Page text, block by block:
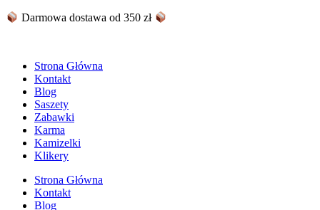
SkipDarmowa dostawa od 350 zł
Strona Główna
Kontakt
Blog
Saszety
Zabawki
Karma
Kamizelki
Klikery
Strona Główna
Kontakt
Blog